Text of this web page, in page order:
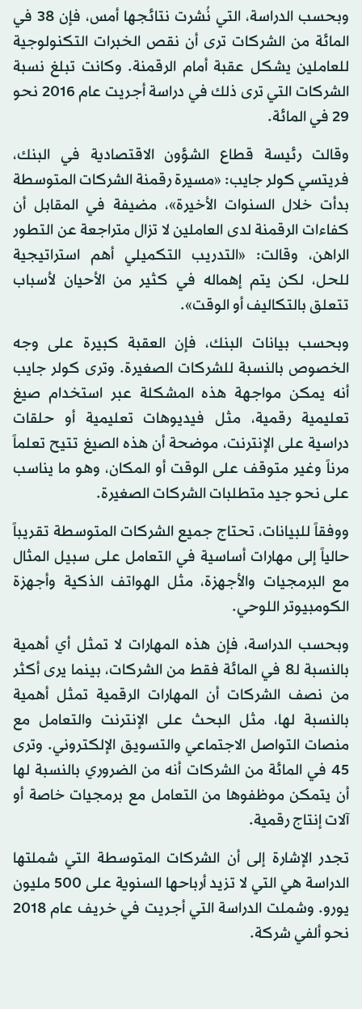
وبحسب الدراسة، التي نُشرت نتائجها أمس، فإن 38 في
المائة من الشركات ترى أن نقص الخبرات التكنولوجية
للعاملين يشكل عقبة أمام الرقمنة. وكانت تبلغ نسبة
الشركات التي ترى ذلك في دراسة أجريت عام 2016 نحو
29 في المائة.
وقالت رئيسة قطاع الشؤون الاقتصادية في البنك،
فريتسي كولر جايب: «مسيرة رقمنة الشركات المتوسطة
بدأت خلال السنوات الأخيرة»، مضيفة في المقابل أن
كفاءات الرقمنة لدى العاملين لا تزال متراجعة عن التطور
الراهن، وقالت: «التدريب التكميلي أهم استراتيجية
للحل، لكن يتم إهماله في كثير من الأحيان لأسباب
تتعلق بالتكاليف أو الوقت».
وبحسب بيانات البنك، فإن العقبة كبيرة على وجه
الخصوص بالنسبة للشركات الصغيرة. وترى كولر جايب
أنه يمكن مواجهة هذه المشكلة عبر استخدام صيغ
تعليمية رقمية، مثل فيديوهات تعليمية أو حلقات
دراسية على الإنترنت، موضحة أن هذه الصيغ تتيح تعلماً
مرناً وغير متوقف على الوقت أو المكان، وهو ما يناسب
على نحو جيد متطلبات الشركات الصغيرة.
ووفقاً للبيانات، تحتاج جميع الشركات المتوسطة تقريباً
حالياً إلى مهارات أساسية في التعامل على سبيل المثال
مع البرمجيات والأجهزة، مثل الهواتف الذكية وأجهزة
الكومبيوتر اللوحي.
وبحسب الدراسة، فإن هذه المهارات لا تمثل أي أهمية
بالنسبة لـ8 في المائة فقط من الشركات، بينما يرى أكثر
من نصف الشركات أن المهارات الرقمية تمثل أهمية
بالنسبة لها، مثل البحث على الإنترنت والتعامل مع
منصات التواصل الاجتماعي والتسويق الإلكتروني. وترى
45 في المائة من الشركات أنه من الضروري بالنسبة لها
أن يتمكن موظفوها من التعامل مع برمجيات خاصة أو
آلات إنتاج رقمية.
تجدر الإشارة إلى أن الشركات المتوسطة التي شملتها
الدراسة هي التي لا تزيد أرباحها السنوية على 500 مليون
يورو. وشملت الدراسة التي أجريت في خريف عام 2018
نحو ألفي شركة.